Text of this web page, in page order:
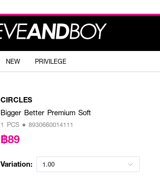
NEW PRIVILEGE
CIRCLES
Bigger Better Premium Soft
1 PCS • 8930660014111
฿89
Variation: 1.00